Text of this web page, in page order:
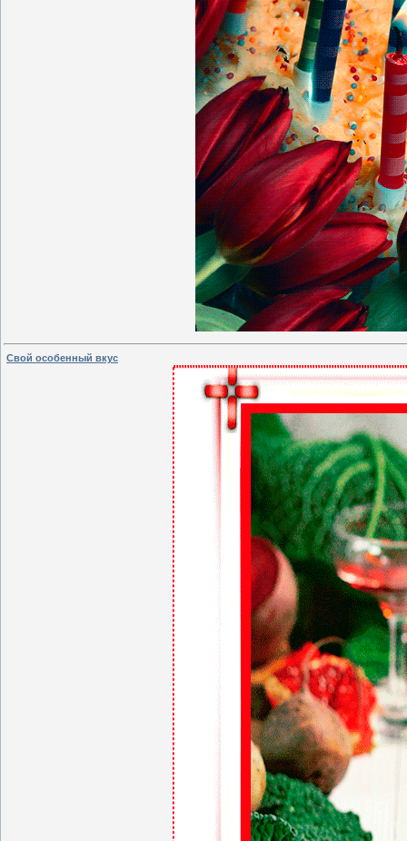
Свой особенный вкус